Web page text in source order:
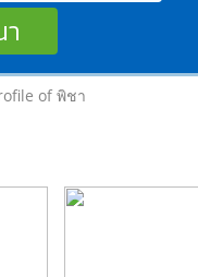
of พิชา